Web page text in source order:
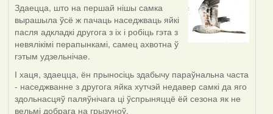
Здаецца, што на першай нішы самка
вырашыла ўсё ж пачаць наседжваць яйкі
пасля адкладкі другога з іх і робіць гэта з
невялікімі перапынкамі, самец ахвотна ў
гэтым удзельнічае.
І хаця, здаецца, ён прыносіць здабычу параўнальна часта
- наседжванне з другога яйка хутчэй недавер самкі да яго
здольнасцяў паляўнічага ці ўспрыняццё ёй сезона як не
вельмі добрага на грызуноў.